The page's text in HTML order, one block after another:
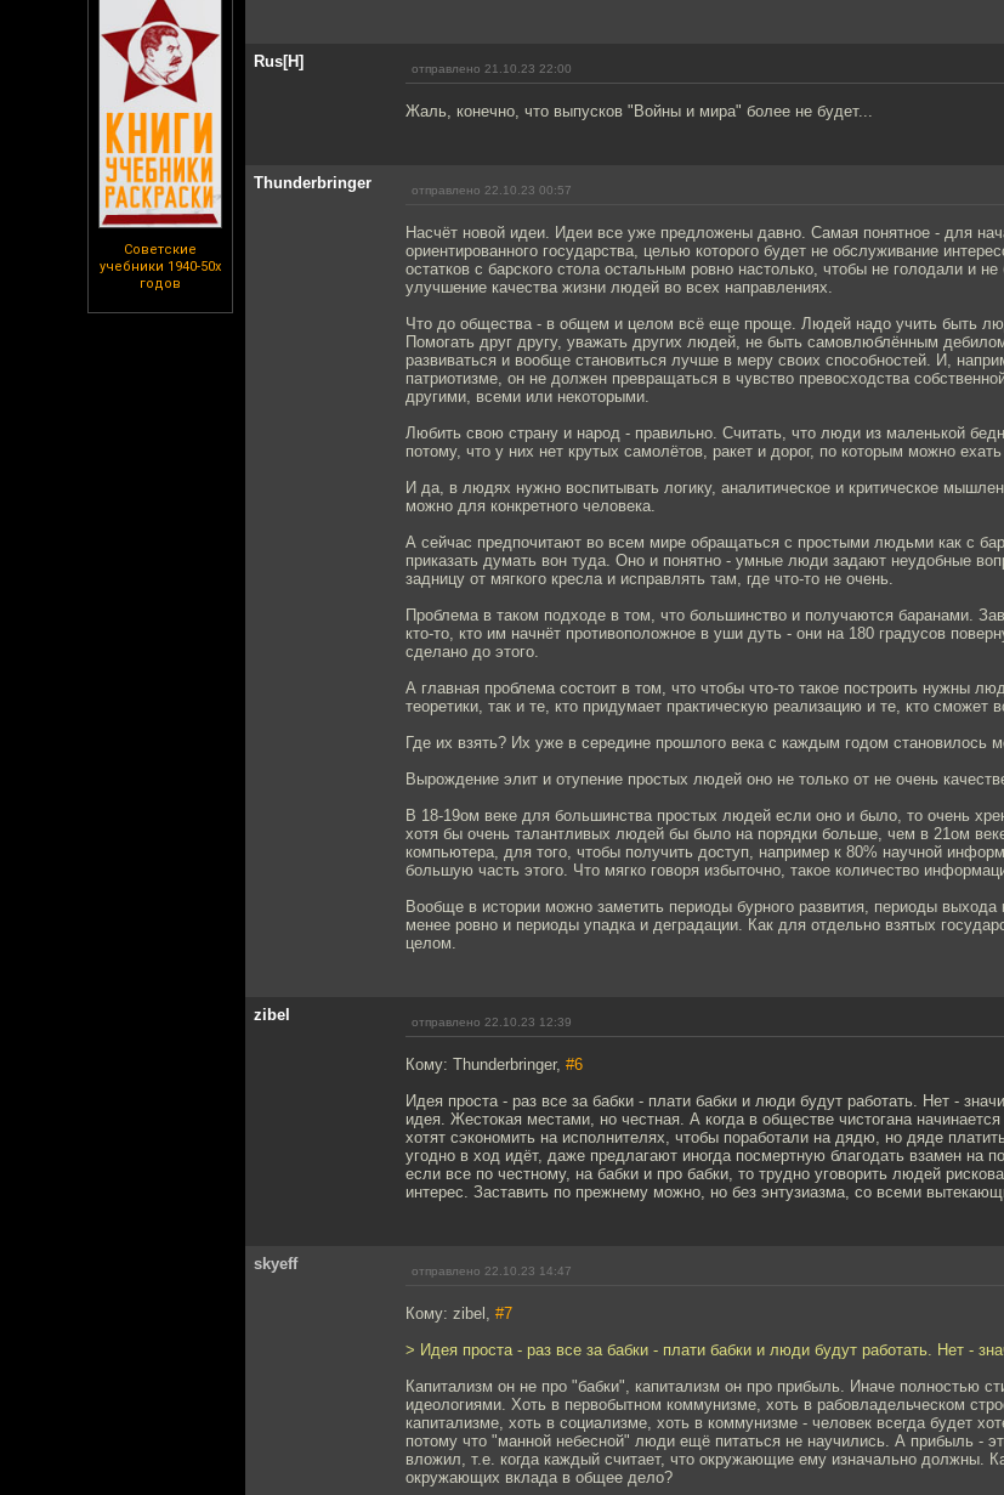
Советские
учебники 1940-50х
годов
Rus[H] отправлено 21.10.23 22:00
Жаль, конечно, что выпусков "Войны и мира" более не будет...
Thunderbringer отправлено 22.10.23 00:57
Насчёт новой идеи. Идеи все уже предложены давно. Самая понятное - для
ориентированного государства, целью которого будет не обслуживание
остатков с барского стола остальным ровно настолько, чтобы не голодали и
улучшение качества жизни людей во всех направлениях.
Что до общества - в общем и целом всё еще проще. Людей надо учить быть
Помогать друг другу, уважать других людей, не быть самовлюблённым
развиваться и вообще становиться лучше в меру своих способностей. И,
патриотизме, он не должен превращаться в чувство превосходства
другими, всеми или некоторыми.
Любить свою страну и народ - правильно. Считать, что люди из маленькой
потому, что у них нет крутых самолётов, ракет и дорог, по которым можно
И да, в людях нужно воспитывать логику, аналитическое и критическое
можно для конкретного человека.
А сейчас предпочитают во всем мире обращаться с простыми людьми как с
приказать думать вон туда. Оно и понятно - умные люди задают неудобные
задницу от мягкого кресла и исправлять там, где что-то не очень.
Проблема в таком подходе в том, что большинство и получаются баранами.
кто-то, кто им начнёт противоположное в уши дуть - они на 180 градусов
сделано до этого.
А главная проблема состоит в том, что чтобы что-то такое построить нужны
теоретики, так и те, кто придумает практическую реализацию и те, кто сможет
Где их взять? Их уже в середине прошлого века с каждым годом становилось
Вырождение элит и отупение простых людей оно не только от не очень
В 18-19ом веке для большинства простых людей если оно и было, то очень
хотя бы очень талантливых людей бы было на порядки больше, чем в 21ом
компьютера, для того, чтобы получить доступ, например к 80% научной
большую часть этого. Что мягко говоря избыточно, такое количество
Вообще в истории можно заметить периоды бурного развития, периоды выхода
менее ровно и периоды упадка и деградации. Как для отдельно взятых
целом.
zibel отправлено 22.10.23 12:39
Кому: Thunderbringer, #6
Идея проста - раз все за бабки - плати бабки и люди будут работать. Нет -
идея. Жестокая местами, но честная. А когда в обществе чистогана
хотят сэкономить на исполнителях, чтобы поработали на дядю, но дяде
угодно в ход идёт, даже предлагают иногда посмертную благодать взамен на
если все по честному, на бабки и про бабки, то трудно уговорить людей
интерес. Заставить по прежнему можно, но без энтузиазма, со всеми
skyeff отправлено 22.10.23 14:47
Кому: zibel, #7
> Идея проста - раз все за бабки - плати бабки и люди будут работать. Нет -
Капитализм он не про "бабки", капитализм он про прибыль. Иначе полностью
идеологиями. Хоть в первобытном коммунизме, хоть в рабовладельческом
капитализме, хоть в социализме, хоть в коммунизме - человек всегда будет
потому что "манной небесной" люди ещё питаться не научились. А прибыль -
вложил, т.е. когда каждый считает, что окружающие ему изначально должны.
окружающих вклада в общее дело?